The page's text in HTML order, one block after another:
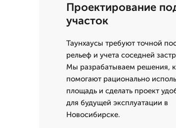
Проектирование
участок
Таунхаусы требуют точной
рельеф и учета соседней
Мы разрабатываем решения,
помогают рационально
площадь и сделать проект
для будущей эксплуатации в
Новосибирске.